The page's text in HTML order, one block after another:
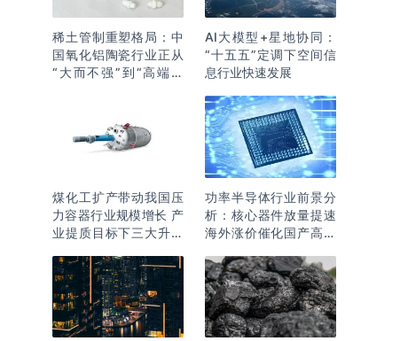
稀土管制重塑格局：中
国氧化铝陶瓷行业正从
“大而不强”到“高端突
AI大模型+星地协同：
“十五五”定调下空间信
息行业快速发展
煤化工扩产带动我国压
力容器行业规模增长 产
业提质目标下三大升级
功率半导体行业前景分
析：核心器件放量提速
海外涨价催化国产高端